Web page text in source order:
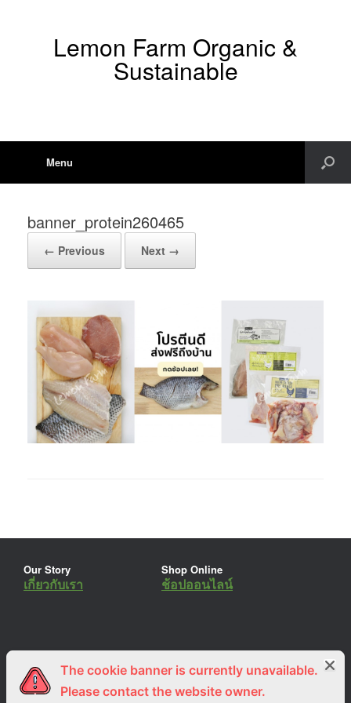
Lemon Farm Organic &
Sustainable
Menu
banner_protein260465
← Previous Next →
Our Story
เกี่ยวกับเรา
Shop Online
ช้อปออนไลน์
ร่วมงานกับเรา
สมัครงาน
Lemon Farm Cafe
ร้านอาหารอินทรีย์
The cookie banner is currently unavailable.
Please contact the website owner.